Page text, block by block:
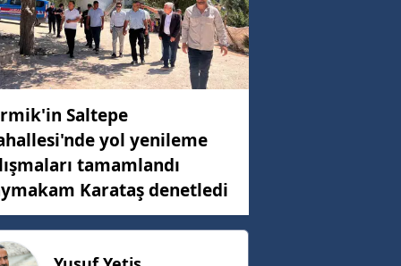
Saltepe
yol yenileme
tamamlandı
Karataş denetledi